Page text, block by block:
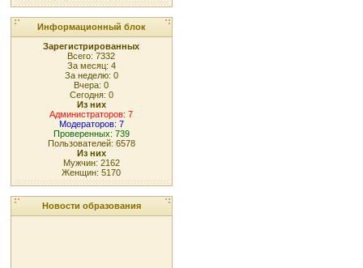
Информационный блок
Зарегистрированных
Всего: 7332
За месяц: 4
За неделю: 0
Вчера: 0
Сегодня: 0
Из них
Администраторов: 7
Модераторов: 7
Проверенных: 739
Пользователей: 6578
Из них
Мужчин: 2162
Женщин: 5170
Новости образования